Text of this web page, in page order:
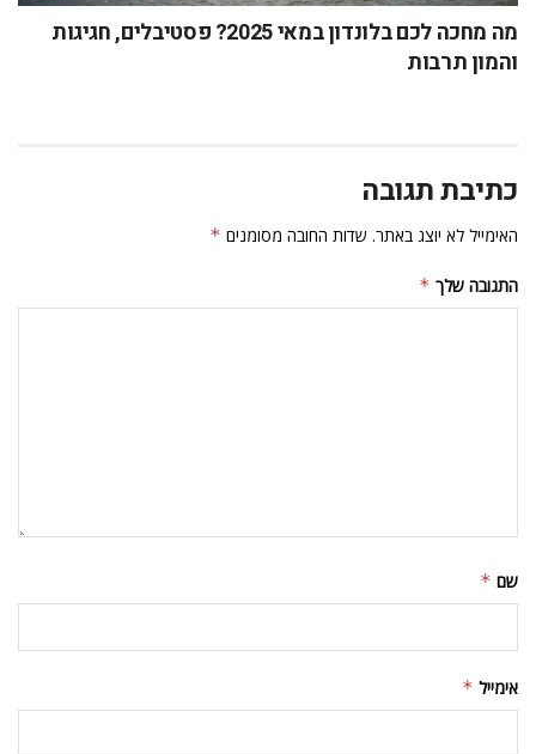
מה מחכה לכם בלונדון במאי 2025? פסטיבלים, חגיגות
והמון תרבות
כתיבת תגובה
האימייל לא יוצג באתר. שדות החובה מסומנים *
התגובה שלך *
שם *
אימייל *